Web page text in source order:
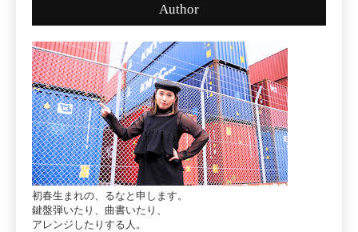
Author
初春生まれの、るなと申します。
鍵盤弾いたり、曲書いたり、
アレンジしたりする人。